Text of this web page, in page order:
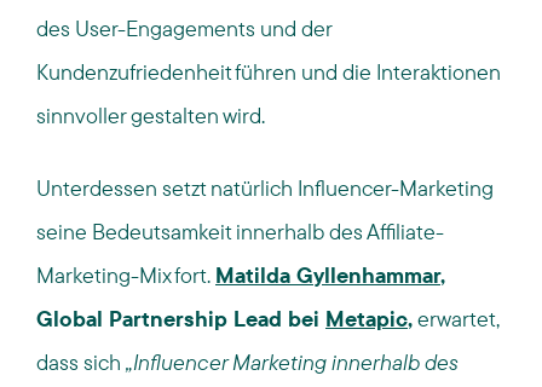
des User-Engagements und der
Kundenzufriedenheit führen und die Interaktionen
sinnvoller gestalten wird.
Unterdessen setzt natürlich Influencer-Marketing
seine Bedeutsamkeit innerhalb des Affiliate-
Marketing-Mix fort. Matilda Gyllenhammar,
Global Partnership Lead bei Metapic,erwartet,
dass sich „Influencer Marketing innerhalb des